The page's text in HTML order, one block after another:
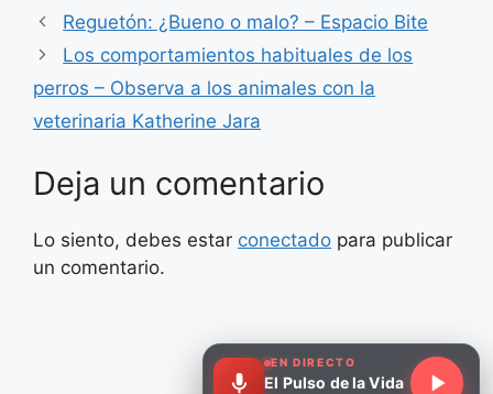
EN DIRECTO
El Pulso de la Vida
Reguetón: ¿Bueno o malo? – Espacio Bite
Los comportamientos habituales de los
perros – Observa a los animales con la
veterinaria Katherine Jara
Deja un comentario
Lo siento, debes estar conectado para publicar
un comentario.